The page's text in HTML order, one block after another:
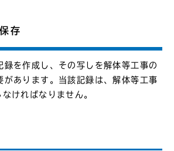
存
録を作成し、その写しを解体等工事の
があります。当該記録は、解体等工事
ければなりません。